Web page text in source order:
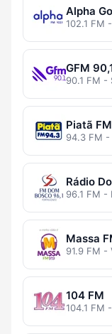
Alpha
102.1 FM
GFM
90.1 FM -
Piatã FM
94.3 FM -
Rádio
96.1 FM -
Massa
91.9 FM -
104 FM
104.1 FM